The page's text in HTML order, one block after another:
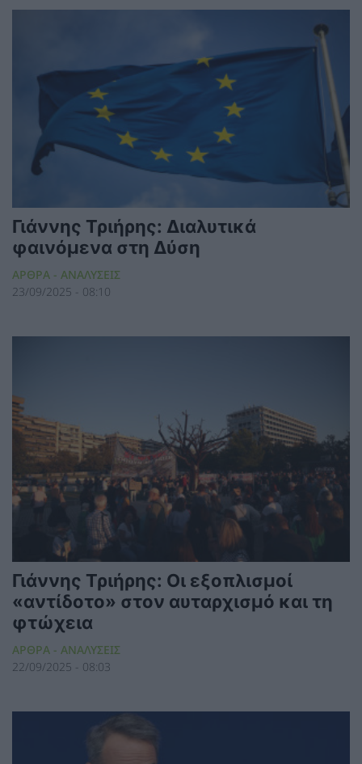
Γιάννης Τριήρης: Διαλυτικά
φαινόμενα στη Δύση
ΑΡΘΡΑ - ΑΝΑΛΥΣΕΙΣ
23/09/2025 - 08:10
Γιάννης Τριήρης: Οι εξοπλισμοί
«αντίδοτο» στον αυταρχισμό και τη
φτώχεια
ΑΡΘΡΑ - ΑΝΑΛΥΣΕΙΣ
22/09/2025 - 08:03